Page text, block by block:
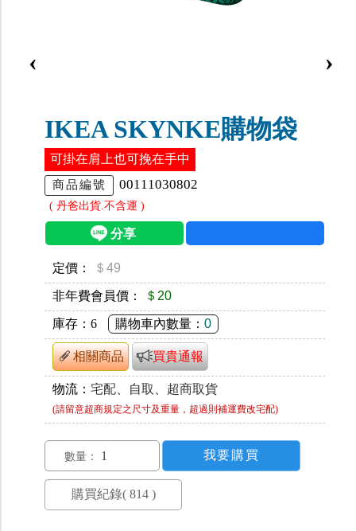
‹ ›
IKEA SKYNKE購物袋
可掛在肩上也可挽在手中
商品編號 00111030802
( 丹爸出貨.不含運 )
定價： ＄49
非年費會員價： ＄20
庫存： 6 購物車內數量： 0
相關商品 買貴通報
物流： 宅配、自取、超商取貨
(請留意超商規定之尺寸及重量，超過則補運費改宅配)
數量：